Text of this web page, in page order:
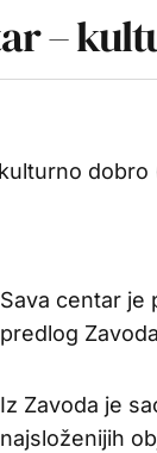
–
Sava centar je
predlog
Iz Zavoda je
najsloženijih